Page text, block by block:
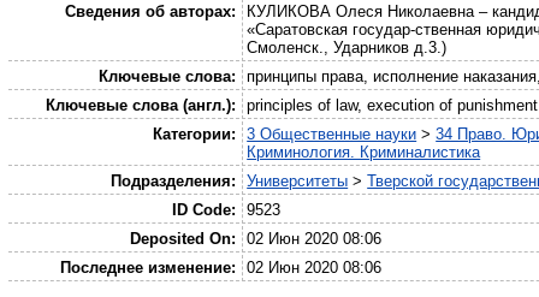
Сведения об авторах:
КУЛИКОВА Олеся Николаевна –
«Саратовская государ-ственная
Смоленск., Ударников д.3.)
Ключевые слова:
принципы права, исполнение
Ключевые слова (англ.):
principles of law, execution of
Категории:
3 Общественные науки >34 Право.
Криминология. Криминалистика
Подразделения:
Университеты >Тверской
ID Code:
9523
Deposited On:
02 Июн 2020 08:06
Последнее изменение:
02 Июн 2020 08:06